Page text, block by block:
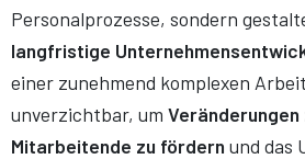
Personalprozesse, sondern
langfristige
einer zunehmend komplexen
unverzichtbar, um
Mitarbeitende zu fördern und das